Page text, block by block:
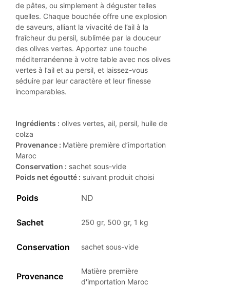
de pâtes, ou simplement à déguster telles
quelles. Chaque bouchée offre une explosion
de saveurs, alliant la vivacité de l’ail à la
fraîcheur du persil, sublimée par la douceur
des olives vertes. Apportez une touche
méditerranéenne à votre table avec nos olives
vertes à l’ail et au persil, et laissez-vous
séduire par leur caractère et leur finesse
incomparables.
Ingrédients : olives vertes, ail, persil, huile de
colza
Provenance : Matière première d’importation
Maroc
Conservation : sachet sous-vide
Poids net égoutté : suivant produit choisi
Poids ND
Sachet 250 gr, 500 gr, 1 kg
Conservation sachet sous-vide
Provenance
Matière première
d'importation Maroc